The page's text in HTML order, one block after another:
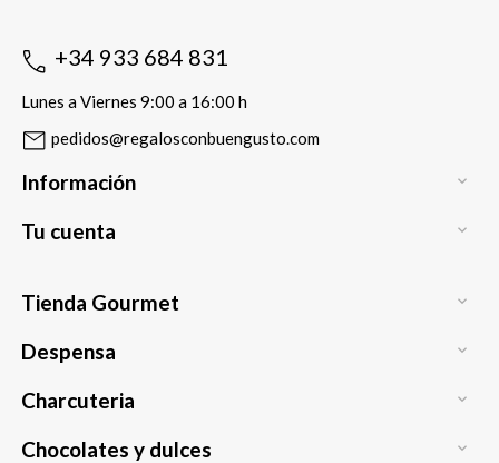
+34 933 684 831
Lunes a Viernes 9:00 a 16:00 h
pedidos@regalosconbuengusto.com
Información 
Tu cuenta 
Tienda Gourmet 
Despensa 
Charcuteria 
Chocolates y dulces 